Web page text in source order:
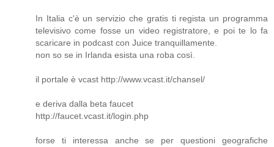
In Italia c'è un servizio che gratis ti regista un programma
televisivo come fosse un video registratore, e poi te lo fa
scaricare in podcast con Juice tranquillamente.
non so se in Irlanda esista una roba così.
il portale è vcast http://www.vcast.it/chansel/
e deriva dalla beta faucet
http://faucet.vcast.it/login.php
forse ti interessa anche se per questioni geografiche